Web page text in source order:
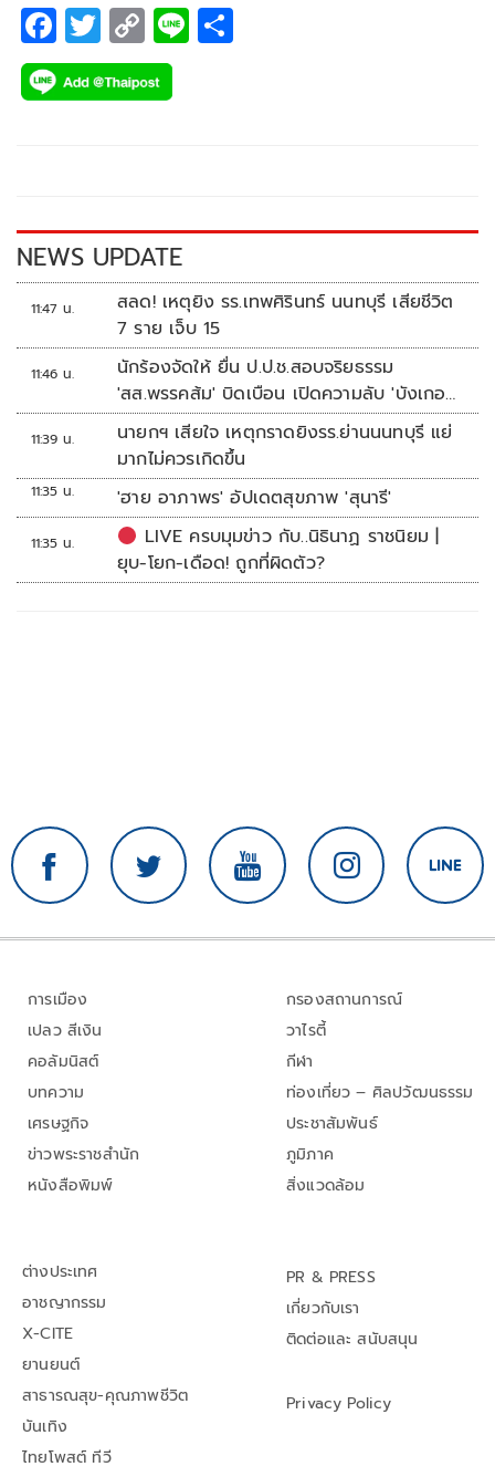
F
ac
e
k
T
wi
tt
C
o
p
k
Li
NEWS UPDATE
11:47 น.
สลด! เหตุยิง รร.เทพศิรินทร์ นนทบุรี เสียชีวิต
7 ราย เจ็บ 15
11:46 น.
นักร้องจัดให้ ยื่น ป.ป.ช.สอบจริยธรรม
'สส.พรรคส้ม' บิดเบือน เปิดความลับ 'บังเกอร์
ทหาร'
11:39 น.
นายกฯ เสียใจ เหตุกราดยิงรร.ย่านนนทบุรี แย่
มากไม่ควรเกิดขึ้น
11:35 น. 'ฮาย อาภาพร' อัปเดตสุขภาพ 'สุนารี'
11:35 น.
LIVE ครบมุมข่าว กับ..นิธินาฏ ราชนิยม |
ยุบ-โยก-เดือด! ถูกที่ผิดตัว?
การเมือง
เปลว สีเงิน
คอลัมนิสต์
บทความ
เศรษฐกิจ
ข่าวพระราชสำนัก
หนังสือพิมพ์
กรองสถานการณ์
วาไรตี้
กีฬา
ท่องเที่ยว – ศิลปวัฒนธรรม
ประชาสัมพันธ์
ภูมิภาค
สิ่งแวดล้อม
ต่างประเทศ
อาชญากรรม
X-CITE
ยานยนต์
สาธารณสุข-คุณภาพชีวิต
บันเทิง
ไทยโพสต์ ทีวี
PR & PRESS
เกี่ยวกับเรา
ติดต่อและ สนับสนุน
Privacy Policy